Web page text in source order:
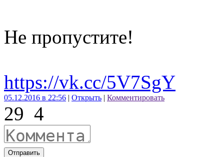
Не пропустите!
https://vk.cc/5V7SgY
05.12.2016 в 22:56 | Открыть | Комментировать
29 4
Отправить